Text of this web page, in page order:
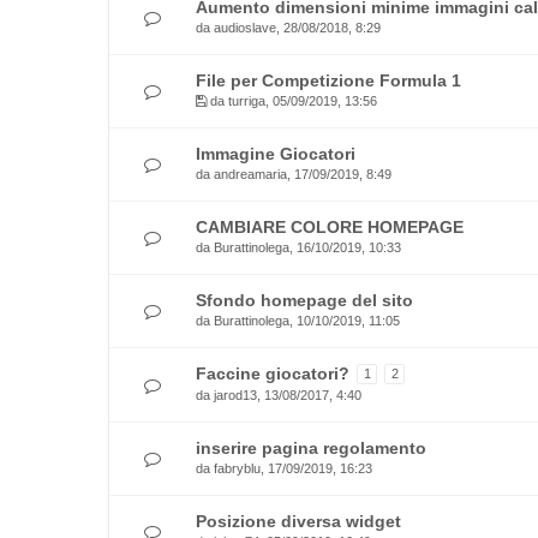
Aumento dimensioni minime immagini
da audioslave , 28/08/2018, 8:29
File per Competizione Formula 1
da turriga , 05/09/2019, 13:56
Immagine Giocatori
da andreamaria , 17/09/2019, 8:49
CAMBIARE COLORE HOMEPAGE
da Burattinolega , 16/10/2019, 10:33
Sfondo homepage del sito
da Burattinolega , 10/10/2019, 11:05
Faccine giocatori? 1
2
da jarod13 , 13/08/2017, 4:40
inserire pagina regolamento
da fabryblu , 17/09/2019, 16:23
Posizione diversa widget